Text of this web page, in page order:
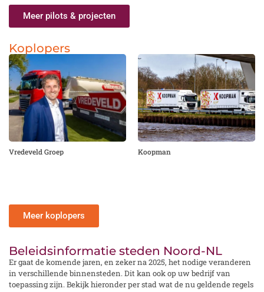
Meer pilots & projecten
Koplopers
Vredeveld Groep Koopman
Meer koplopers
Beleidsinformatie steden Noord-NL
Er gaat de komende jaren, en zeker na 2025, het nodige veranderen
in verschillende binnensteden. Dit kan ook op uw bedrijf van
toepassing zijn. Bekijk hieronder per stad wat de nu geldende regels